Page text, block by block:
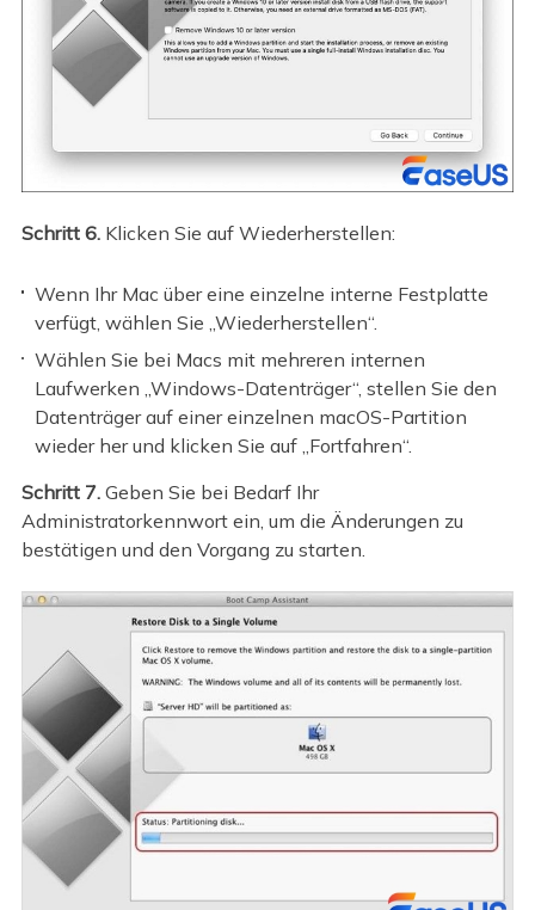
Schritt 6.Klicken Sie auf Wiederherstellen:
Wenn Ihr Mac über eine einzelne interne Festplatte
verfügt, wählen Sie „Wiederherstellen“.
Wählen Sie bei Macs mit mehreren internen
Laufwerken „Windows-Datenträger“, stellen Sie den
Datenträger auf einer einzelnen macOS-Partition
wieder her und klicken Sie auf „Fortfahren“.
Schritt 7.Geben Sie bei Bedarf Ihr
Administratorkennwort ein, um die Änderungen zu
bestätigen und den Vorgang zu starten.